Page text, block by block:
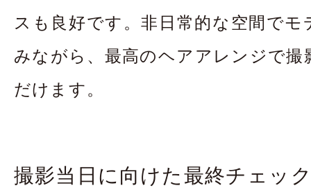
スも良好です。非日常的な空間で
みながら、最高のヘアアレンジで撮
だけます。
撮影当日に向けた最終チェッ